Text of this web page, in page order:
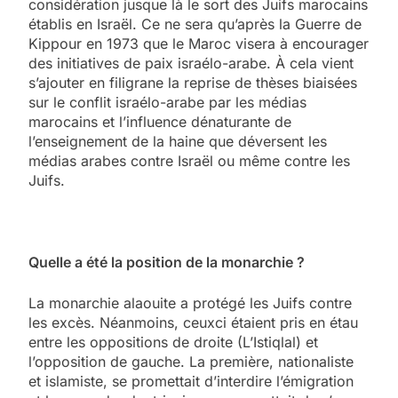
considération jusque là le sort des Juifs marocains
établis en Israël. Ce ne sera qu’après la Guerre de
Kippour en 1973 que le Maroc visera à encourager
des initiatives de paix israélo-arabe. À cela vient
s’ajouter en filigrane la reprise de thèses biaisées
sur le conflit israélo-arabe par les médias
marocains et l’influence dénaturante de
l’enseignement de la haine que déversent les
médias arabes contre Israël ou même contre les
Juifs.
Quelle a été la position de la monarchie ?
La monarchie alaouite a protégé les Juifs contre
les excès. Néanmoins, ceuxci étaient pris en étau
entre les oppositions de droite (L’Istiqlal) et
l’opposition de gauche. La première, nationaliste
et islamiste, se promettait d’interdire l’émigration